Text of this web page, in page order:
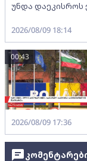
უნდა დაეკისროს
2026/08/09 18:14
00:43
2026/08/09 17:36